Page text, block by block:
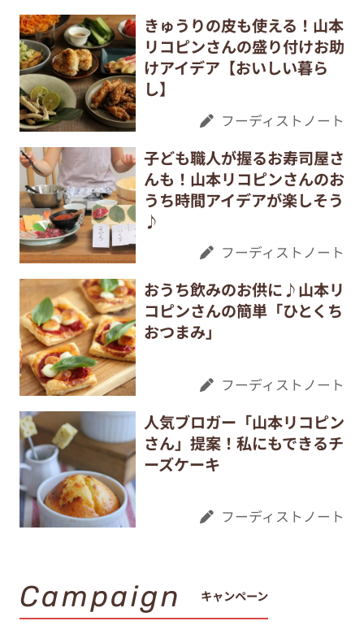
きゅうりの皮も使える！山本
リコピンさんの盛り付けお助
けアイデア【おいしい暮ら
し】
フーディストノート
子ども職人が握るお寿司屋さ
んも！山本リコピンさんのお
うち時間アイデアが楽しそう
♪
フーディストノート
おうち飲みのお供に♪山本リ
コピンさんの簡単「ひとくち
おつまみ」
フーディストノート
人気ブロガー「山本リコピン
さん」提案！私にもできるチ
ーズケーキ
フーディストノート
Campaign キャンペーン